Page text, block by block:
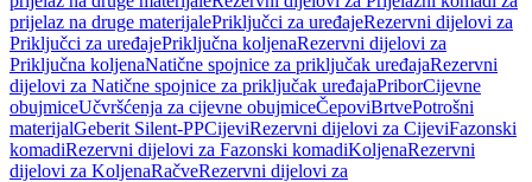
prijelaz na druge materijalePriključci za uređajeRezervni dijelovi za
Priključci za uređajePriključna koljenaRezervni dijelovi za
Priključna koljenaNatične spojnice za priključak uređajaRezervni
dijelovi za Natične spojnice za priključak uređajaPriborCijevne
obujmiceUčvršćenja za cijevne obujmiceČepoviBrtvePotrošni
materijalGeberit Silent-PPCijeviRezervni dijelovi za CijeviFazonski
komadiRezervni dijelovi za Fazonski komadiKoljenaRezervni
dijelovi za KoljenaRačveRezervni dijelovi za